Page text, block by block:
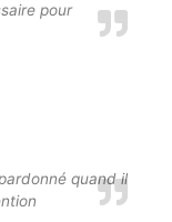
pour
quand il